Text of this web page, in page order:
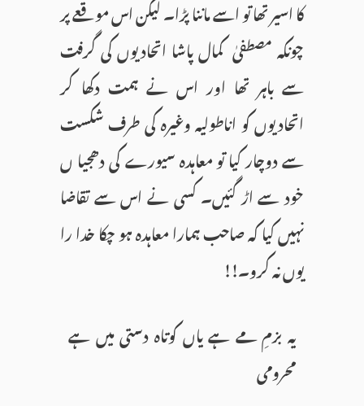
کا اسیر تھا تو اسے ماننا پڑا۔ لیکن اس موقعے پر
چونکہ مصطفیٰ کمال پاشا اتحادیوں کی گرفت
سے باہر تھا اور اس نے ہمت دکھا کر
اتحادیوں کو اناطولیہ وغیرہ کی طرف شکست
سے دوچار کیا تو معاہدہ سیورے کی دھجیا ں
خود سے اڑ گئیں۔ کسی نے اس سے تقاضا
نہیں کیا کہ صاحب ہمارا معاہدہ ہو چکا خدا را
یوں نہ کرو۔!!
یہ بزمِ مے ہے یاں کوتاہ دستی میں ہے
محرومی